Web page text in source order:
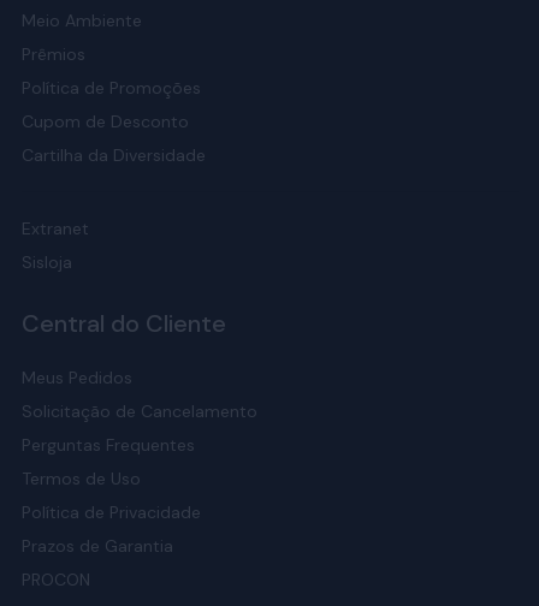
Meio Ambiente
Prêmios
Política de Promoções
Cupom de Desconto
Cartilha da Diversidade
Extranet
Sisloja
Central do Cliente
Meus Pedidos
Solicitação de Cancelamento
Perguntas Frequentes
Termos de Uso
Política de Privacidade
Prazos de Garantia
PROCON